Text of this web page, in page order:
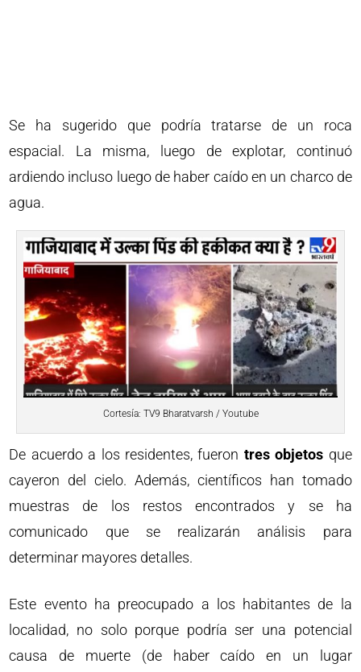
Se ha sugerido que podría tratarse de un roca
espacial. La misma, luego de explotar, continuó
ardiendo incluso luego de haber caído en un charco de
agua.
Cortesía: TV9 Bharatvarsh / Youtube
De acuerdo a los residentes, fueron tres objetos que
cayeron del cielo. Además, científicos han tomado
muestras de los restos encontrados y se ha
comunicado que se realizarán análisis para
determinar mayores detalles.
Este evento ha preocupado a los habitantes de la
localidad, no solo porque podría ser una potencial
causa de muerte (de haber caído en un lugar